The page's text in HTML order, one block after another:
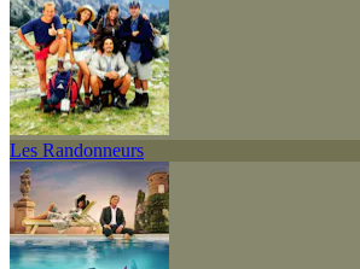
Les Randonneurs